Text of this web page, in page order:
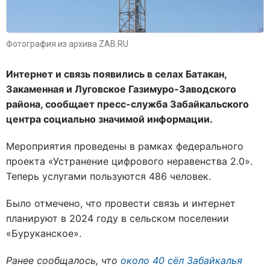
Фотография из архива ZAB.RU
Интернет и связь появились в селах Батакан,
Закаменная и Луговское Газимуро-Заводского
района, сообщает пресс-служба Забайкальского
центра социально значимой информации.
Мероприятия проведены в рамках федерального
проекта «Устранение цифрового неравенства 2.0».
Теперь услугами пользуются 486 человек.
Было отмечено, что провести связь и интернет
планируют в 2024 году в сельском поселении
«Буруканское».
Ранее сообщалось, что около 40 сёл Забайкалья